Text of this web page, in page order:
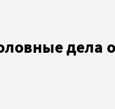
дела